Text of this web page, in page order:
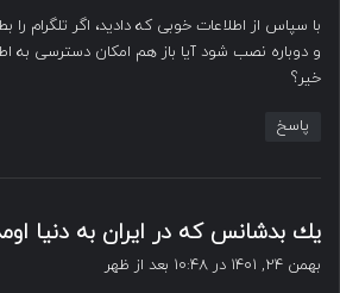
با سپاس از اطلاعات خوبی که دادید، اگر تلگرام را
و دوباره نصب شود آیا باز هم امکان دسترسی به
خیر؟
پاسخ
يك بدشانس كه در ايران به دنيا
بهمن ۲۴, ۱۴۰۱ در ۱۰:۴۸ بعد از ظهر